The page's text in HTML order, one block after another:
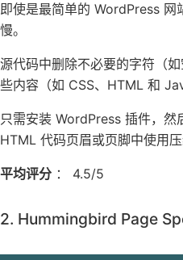
即使是最简单的 WordPress 网
慢。
源代码中删除不必要的字符（
些内容（如 CSS、HTML 和
只需安装 WordPress 插件，然
HTML 代码页眉或页脚中使用压
平均评分 ： 4.5/5
2. Hummingbird Page